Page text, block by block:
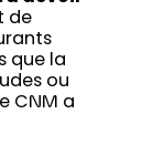
de
que la
ou
CNM a